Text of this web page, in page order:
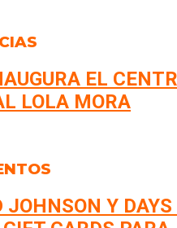
EL
LOLA MORA
JOHNSON Y